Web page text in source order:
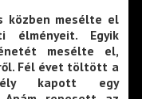
közben mesélte el
élményeit. Egyik
mesélte el,
Fél évet töltött a
kapott egy